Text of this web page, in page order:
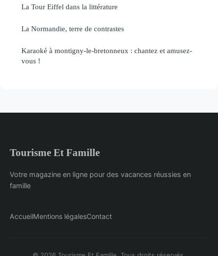
La Tour Eiffel dans la littérature
La Normandie, terre de contrastes
Karaoké à montigny-le-bretonneux : chantez et amusez-
vous !
Tourisme Et Famille
Votre magazine en ligne pour des vacances réussies en
famille
AccueilMentions légalesContact